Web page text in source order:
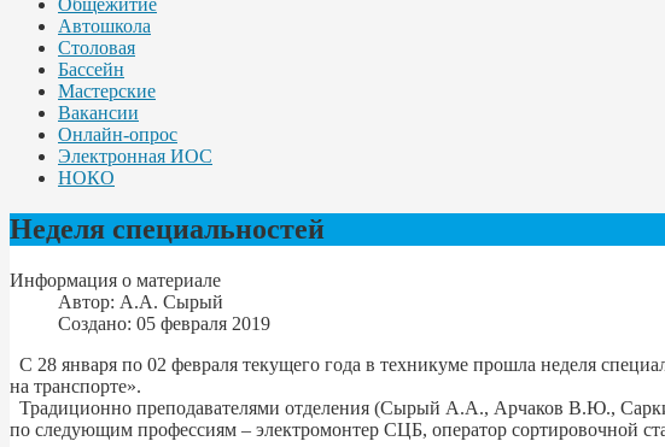
Автошкола
Столовая
Бассейн
Мастерские
Вакансии
Онлайн-опрос
Электронная ИОС
НОКО
Неделя специальностей
Информация о материале
Автор: А.А. Сырый
Создано: 05 февраля 2019
С 28 января по 02 февраля текущего года в техникуме прошла неделя
на транспорте».
Традиционно преподавателями отделения (Сырый А.А., Арчаков В.Ю.,
по следующим профессиям – электромонтер СЦБ, оператор сортировочной